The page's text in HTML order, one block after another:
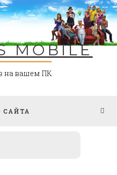
MOBILE
на вашем ПК